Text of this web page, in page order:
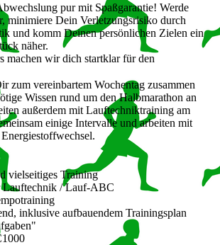
pur mit Spaßgarantie! Werde
minimiere Dein Verletzungsrisiko durch
und komm Deinen persönlichen Zielen ein
näher.
machen wir dich startklar für den
zum vereinbartem Wochentag zusammen
Wissen rund um den Halbmarathon an
außerdem mit Lauftechniktraining am
einige Intervalle und arbeiten mit
vielseitiges Training
Lauftechnik / Lauf-ABC
inklusive aufbauendem Trainingsplan